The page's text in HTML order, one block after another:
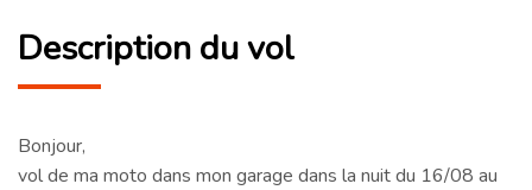
Description du vol
Bonjour,
vol de ma moto dans mon garage dans la nuit du 16/08 au